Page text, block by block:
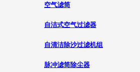
空气滤筒
自洁式空气过滤器
自清洁除沙过滤机组
脉冲滤筒除尘器